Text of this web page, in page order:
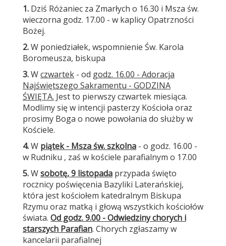
1. Dziś Różaniec za Zmarłych o 16.30 i Msza św.
wieczorna godz. 17.00 - w kaplicy Opatrzności
Bożej.
2.W poniedziałek, wspomnienie Św. Karola
Boromeusza, biskupa
3.Wczwartek - od godz. 16.00 - Adoracja
Najświętszego Sakramentu - GODZINA
ŚWIĘTA. Jest to pierwszy czwartek miesiąca.
Modlimy się w intencji pasterzy Kościoła oraz
prosimy Boga o nowe powołania do służby w
Kościele.
4.W piątek - Msza św. szkolna - o godz. 16.00 -
w Rudniku , zaś w kościele parafialnym o 17.00
5.Wsobotę, 9 listopada przypada święto
rocznicy poświęcenia Bazyliki Laterańskiej,
która jest kościołem katedralnym Biskupa
Rzymu oraz matką i głową wszystkich kościołów
świata. Od godz. 9.00 - Odwiedziny chorych i
starszych Parafian. Chorych zgłaszamy w
kancelarii parafialnej